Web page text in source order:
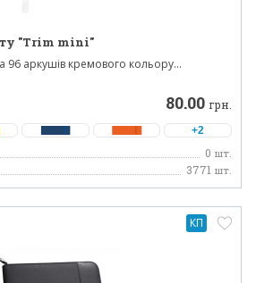
"Trim mini"
96 аркушів кремового кольору...
80.00 грн.
+2
0 шт.
3771 шт.
КП